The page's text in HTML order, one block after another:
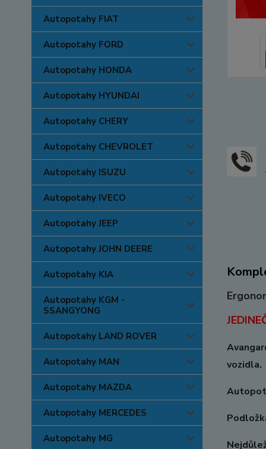
Autopotahy FIAT
Autopotahy FORD
Autopotahy HONDA
Autopotahy HYUNDAI
Autopotahy CHERY
Autopotahy CHEVROLET
Autopotahy ISUZU
Autopotahy IVECO
Autopotahy JEEP
Autopotahy JOHN DEERE
Autopotahy KIA
Autopotahy KGM -
SSANGYONG
Autopotahy LAND ROVER
Autopotahy MAN
Autopotahy MAZDA
Autopotahy MERCEDES
Autopotahy MG
vozidla.